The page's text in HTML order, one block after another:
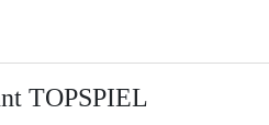
TOPSPIEL